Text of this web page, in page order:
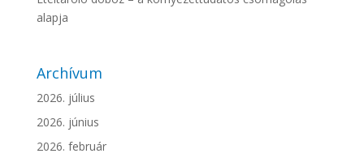
alapja
Archívum
2026. július
2026. június
2026. február